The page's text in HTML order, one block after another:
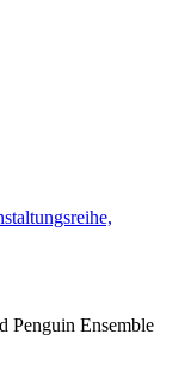
Penguin Ensemble